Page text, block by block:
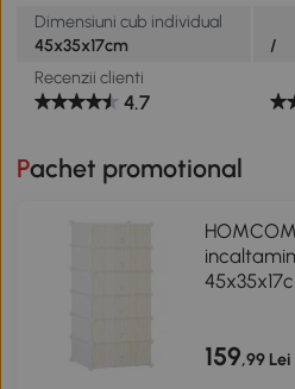
Dimensiuni cub individual
45x35x17cm
/
Recenzii clienti
4.7
Pachet promotional
159,99 Lei